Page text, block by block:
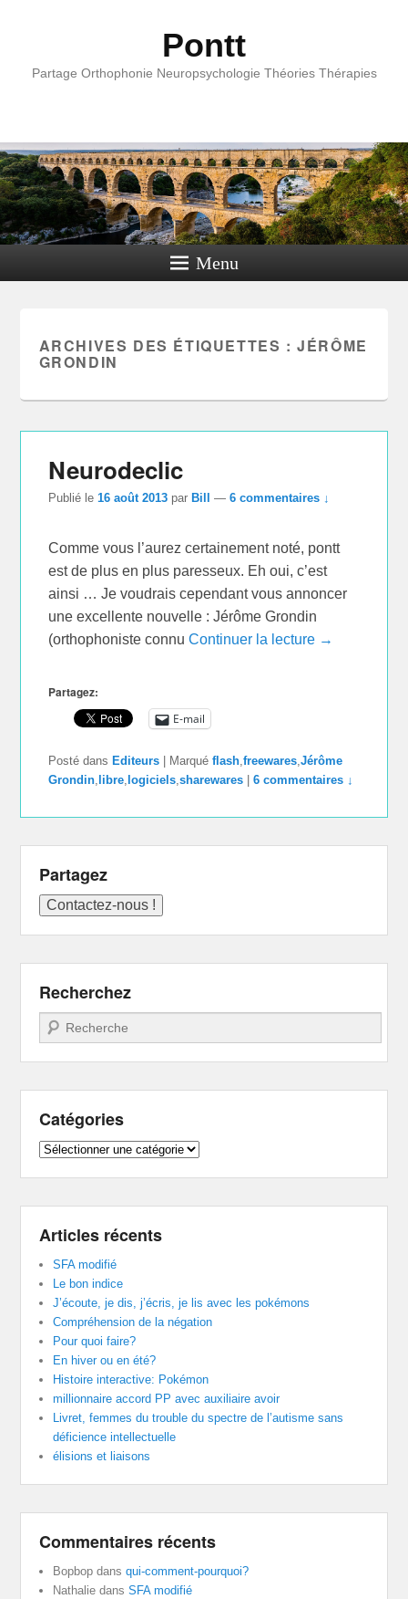
Pontt
Partage Orthophonie Neuropsychologie Théories Thérapies
Menu
ARCHIVES DES ÉTIQUETTES :JÉRÔME
GRONDIN
Neurodeclic
Publié le16 août 2013 par Bill —6 commentaires ↓
Comme vous l’aurez certainement noté, pontt
est de plus en plus paresseux. Eh oui, c’est
ainsi … Je voudrais cependant vous annoncer
une excellente nouvelle : Jérôme Grondin
(orthophoniste connuContinuer la lecture →
Partagez:
E-mail
Posté dans Editeurs Marqué flash,freewares,Jérôme
Grondin, libre, logiciels,sharewares |6 commentaires ↓
Partagez
Recherchez
Recherche
Catégories
Catégories
Articles récents
SFA modifié
Le bon indice
J’écoute, je dis, j’écris, je lis avec les pokémons
Compréhension de la négation
Pour quoi faire?
En hiver ou en été?
Histoire interactive: Pokémon
millionnaire accord PP avec auxiliaire avoir
Livret, femmes du trouble du spectre de l’autisme sans
déficience intellectuelle
élisions et liaisons
Commentaires récents
Bopbop dansqui-comment-pourquoi?
Nathalie dansSFA modifié